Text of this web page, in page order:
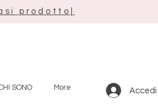
prodotto|
SONO More Accedi